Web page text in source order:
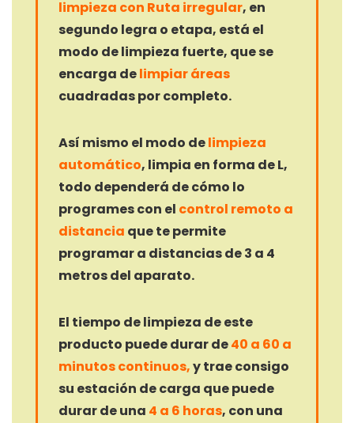
limpieza con Ruta irregular, en
segundo legra o etapa, está el
modo de limpieza fuerte, que se
encarga delimpiar áreas
cuadradas por completo.
Así mismo el modo delimpieza
automático, limpia en forma de L,
todo dependerá de cómo lo
programes con el control remoto a
distancia que te permite
programar a distancias de 3 a 4
metros del aparato.
El tiempo de limpieza de este
producto puede durar de40 a 60 a
minutos continuos,y trae consigo
su estación de carga que puede
durar de una 4 a 6 horas, con una